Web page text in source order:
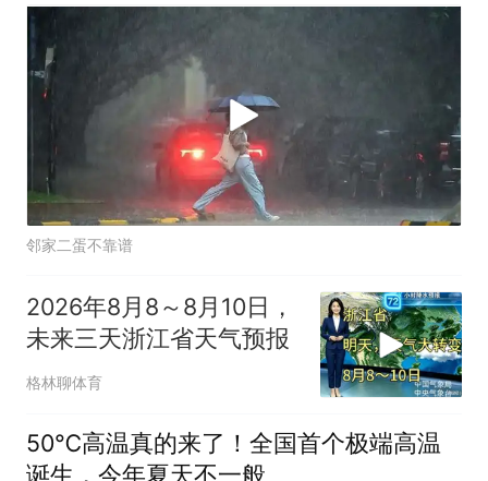
邻家二蛋不靠谱
2026年8月8～8月10日，
未来三天浙江省天气预报
格林聊体育
50℃高温真的来了！全国首个极端高温
诞生，今年夏天不一般